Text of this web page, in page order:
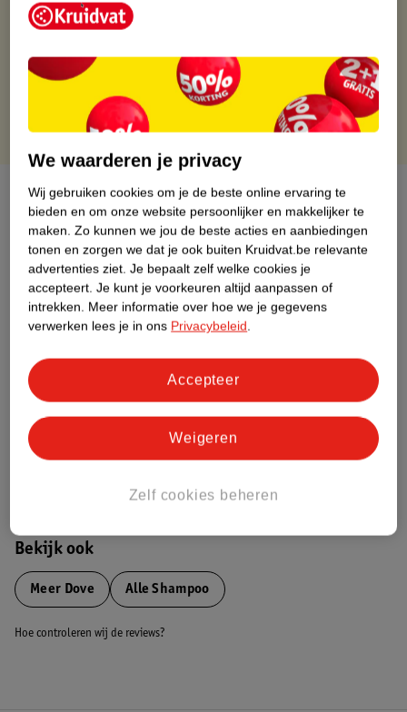
Op werkdagen voor 22:00 uur besteld, volgende dag in huis
Gratis thuisbezorgd vanaf 50.00
Gratis punten met je Kruidvat kaart
Over dit product
Productinformatie
Etiketinformatie
Impact Score.
Bekijk ook
Meer Dove Alle Shampoo
Hoe controleren wij de reviews?
We waarderen je privacy
Wij gebruiken cookies om je de beste online ervaring te
bieden en om onze website persoonlijker en makkelijker te
maken. Zo kunnen we jou de beste acties en aanbiedingen
tonen en zorgen we dat je ook buiten Kruidvat.be relevante
advertenties ziet. Je bepaalt zelf welke cookies je
accepteert. Je kunt je voorkeuren altijd aanpassen of
intrekken. Meer informatie over hoe we je gegevens
verwerken lees je in ons Privacybeleid.
Zelf cookies beheren
Weigeren
Accepteer